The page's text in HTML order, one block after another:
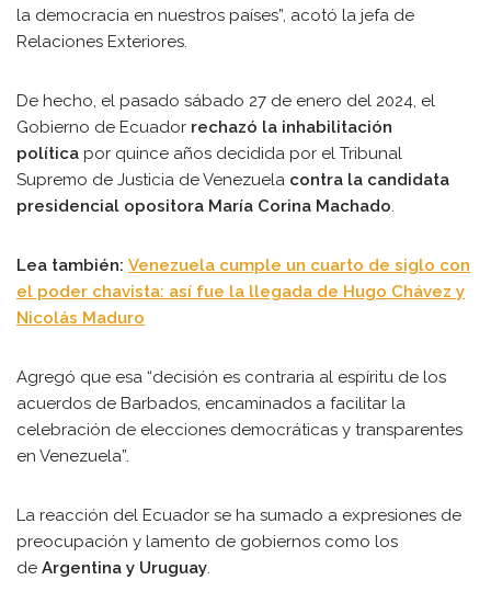
la democracia en nuestros países”, acotó la jefa de
Relaciones Exteriores.
De hecho, el pasado sábado 27 de enero del 2024, el
Gobierno de Ecuador rechazó la inhabilitación
política por quince años decidida por el Tribunal
Supremo de Justicia de Venezuela contra la candidata
presidencial opositora María Corina Machado.
Lea también: Venezuela cumple un cuarto de siglo con
el poder chavista: así fue la llegada de Hugo Chávez y
Nicolás Maduro
Agregó que esa “decisión es contraria al espíritu de los
acuerdos de Barbados, encaminados a facilitar la
celebración de elecciones democráticas y transparentes
en Venezuela”.
La reacción del Ecuador se ha sumado a expresiones de
preocupación y lamento de gobiernos como los
de Argentina y Uruguay.